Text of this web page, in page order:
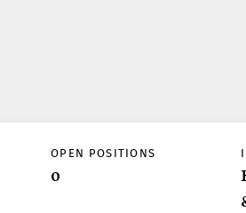
OPEN POSITIONS
0